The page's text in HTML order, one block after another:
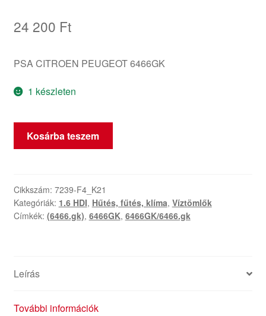
24 200 Ft
PSA CITROEN PEUGEOT 6466GK
1 készleten
Víztömlő
Citroën
HDI
6466GK
mennyiség
Kosárba teszem
Cikkszám: 7239-F4_K21
Kategóriák: 1.6 HDI, Hűtés, fűtés, klíma, Víztömlők
Címkék: (6466.gk), 6466GK, 6466GK/6466.gk
Leírás
További információk